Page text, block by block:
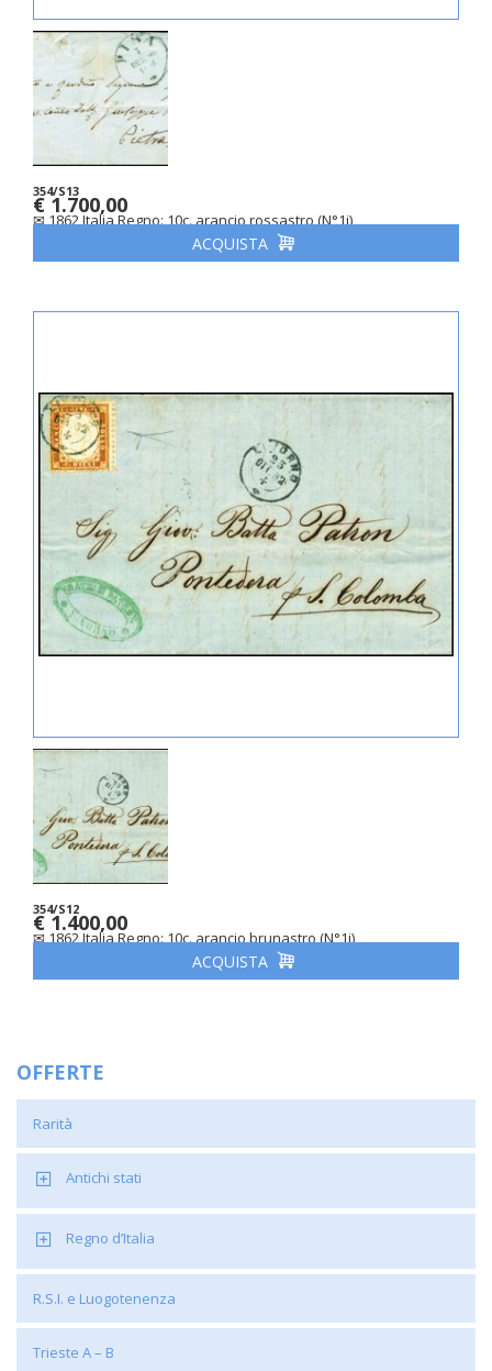
OFFERTE
Rarità
Antichi stati
Regno d’Italia
R.S.I. e Luogotenenza
Trieste A – B
354/S13
✉ 1862 Italia Regno: 10c. arancio rossastro (N°1j)
€ 1.700,00
ACQUISTA
354/S12
✉ 1862 Italia Regno: 10c. arancio brunastro (N°1i)
€ 1.400,00
ACQUISTA